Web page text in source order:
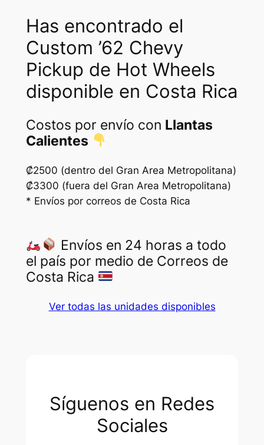
Has encontrado el
Custom ’62 Chevy
Pickup de Hot Wheels
disponible en Costa Rica
Costos por envío con Llantas
Calientes
₡2500 (dentro del Gran Area Metropolitana)
₡3300 (fuera del Gran Area Metropolitana)
* Envíos por correos de Costa Rica
Envíos en 24 horas a todo
el país por medio de Correos de
Costa Rica
Ver todas las unidades disponibles
Síguenos en Redes
Sociales